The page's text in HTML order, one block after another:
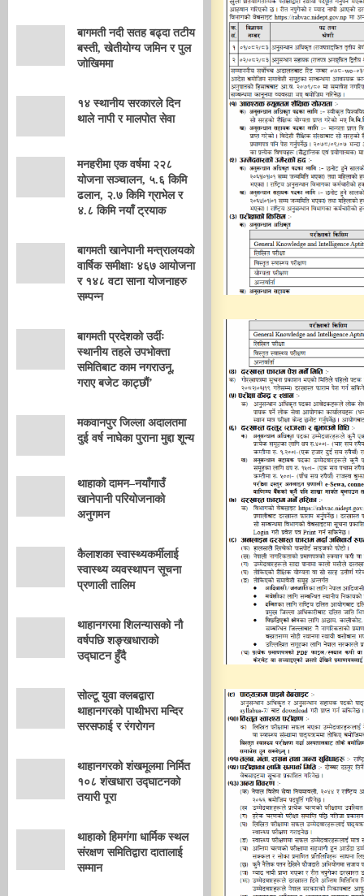
बागमती नदी सतह बढ्दा तटीय
बस्ती, खेतीयोग्य जमिन र पुल
जोखिममा
१४ स्थानीय सरकारले दिन
थाले नापी र मालपोत सेवा
मनहरीमा एक वर्षमा २२८
योजना सञ्चालन, ५.६ किमि
ढलान, २.७ किमि ग्राभेल र
४.८ किमि नयाँ ट्रयाक
बागमती खानेपानी मन्त्रालयको
वार्षिक समीक्षाः ४६७ आयोजना
र १४८ वटा साना योजनाहरु
सम्पन्न
बागमती प्रदेशको उर्दीः
स्थानीय तहले उपभोक्ता
समितिबाट काम नगराउनू,
गराए बजेट काट्छौं’
मकवानपुर जिल्ला अदालतमा
दुई वर्ष नाघेका पुराना मुद्दा शून्य
थाहाको दामन–नयाँगाउँ
खानेपानी परियोजनाको
अनुगमन
कैलाशका स्वास्थ्यकर्मीलाई
स्वास्थ्य व्यवस्थापन सूचना
प्रणाली तालिम
थाहानगरमा शिलन्यासको नौ
वर्षपछि शङ्खधाराको
उद्घाटन हुँदै
सोल्टू युवा क्लबद्वारा
थाहानगरको पाथीभरा मन्दिर
सरसफाई र रंगरोगन
थाहानगरको शंखमूलमा निर्मित
१०८ शंखधारा उद्घाटनको
तयारी पूरा
थाहाको हिमगंगा धार्मिक स्थल
संरक्षण समितिद्वारा दातालाई
सम्मान